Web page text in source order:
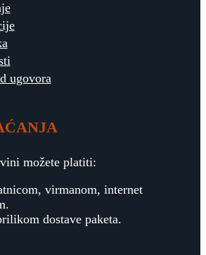
ugovora
možete platiti:
virmanom, internet
dostave paketa.